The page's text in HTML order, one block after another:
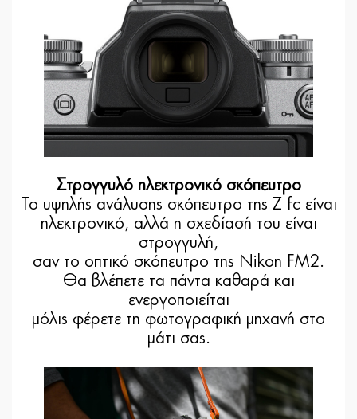
Στρογγυλό ηλεκτρονικό σκόπευτρο
Το υψηλής ανάλυσης σκόπευτρο της Z fc είναι
ηλεκτρονικό, αλλά η σχεδίασή του είναι
στρογγυλή,
σαν το οπτικό σκόπευτρο της Nikon FM2.
Θα βλέπετε τα πάντα καθαρά και
ενεργοποιείται
μόλις φέρετε τη φωτογραφική μηχανή στο
μάτι σας.